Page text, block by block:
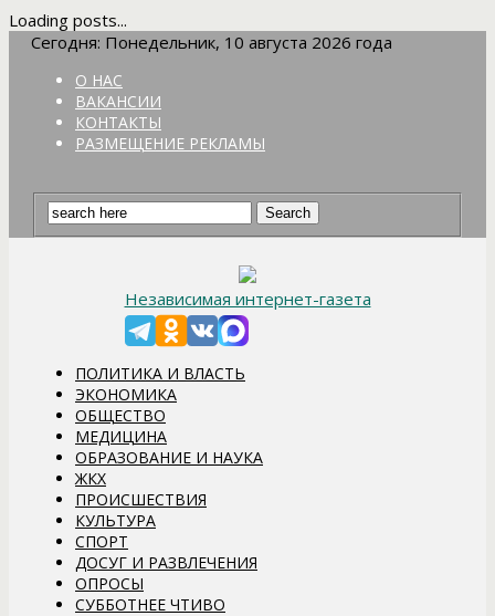
Loading posts...
Сегодня: Понедельник, 10 августа 2026 года
О НАС
ВАКАНСИИ
КОНТАКТЫ
РАЗМЕЩЕНИЕ РЕКЛАМЫ
Независимая интернет-газета
ПОЛИТИКА И ВЛАСТЬ
ЭКОНОМИКА
ОБЩЕСТВО
МЕДИЦИНА
ОБРАЗОВАНИЕ И НАУКА
ЖКХ
ПРОИСШЕСТВИЯ
КУЛЬТУРА
СПОРТ
ДОСУГ И РАЗВЛЕЧЕНИЯ
ОПРОСЫ
СУББОТНЕЕ ЧТИВО